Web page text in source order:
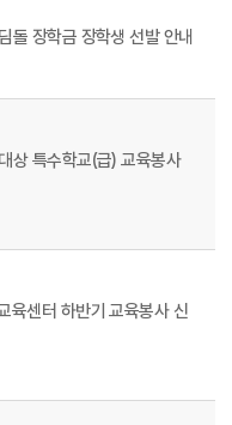
장학금 장학생 선발 안내
상 특수학교(급) 교육봉사
육센터 하반기 교육봉사 신